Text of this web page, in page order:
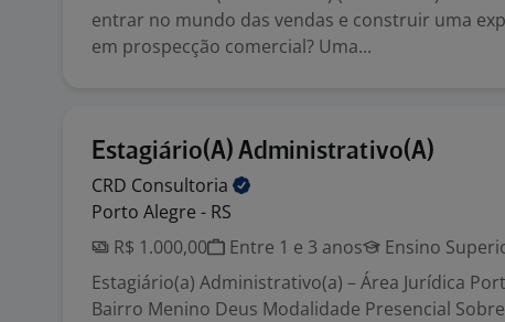
entrar no mundo das vendas e construir uma
em prospecção comercial? Uma...
Estagiário(A) Administrativo(A)
CRD Consultoria
Porto Alegre - RS
R$ 1.000,00
Entre 1 e 3 anos Ensino
Estagiário(a) Administrativo(a) – Área Jurídica
Bairro Menino Deus Modalidade Presencial